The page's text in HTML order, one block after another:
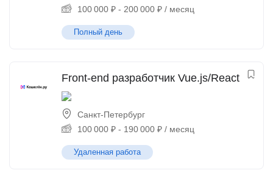
100 000 ₽ - 200 000 ₽ / месяц
Полный день
Front-end разработчик Vue.js/React
Санкт-Петербург
100 000 ₽ - 190 000 ₽ / месяц
Удаленная работа